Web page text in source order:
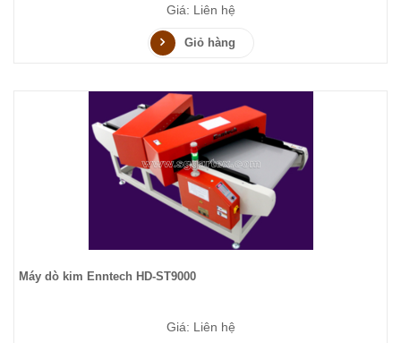
Giá: Liên hệ
Giỏ hàng
Máy dò kim Enntech HD-ST9000
Giá: Liên hệ